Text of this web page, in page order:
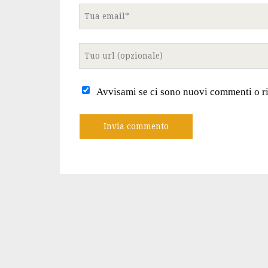
Tua
Tuo
Avvisami se ci sono nuovi commenti o